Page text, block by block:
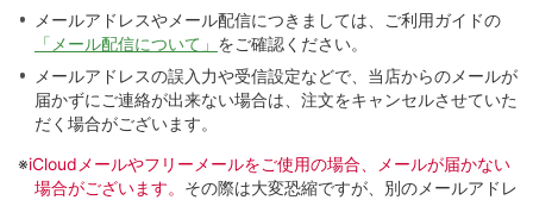
メールアドレスやメール配信につきましては、ご利用ガイドの
「メール配信について」 をご確認ください。
メールアドレスの誤入力や受信設定などで、当店からのメールが
届かずにご連絡が出来ない場合は、注文をキャンセルさせていた
だく場合がございます。
※iCloudメールやフリーメールをご使用の場合、メールが届かない
場合がございます。 その際は大変恐縮ですが、別のメールアドレ